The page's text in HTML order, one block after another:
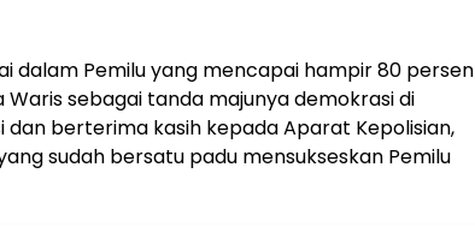
dalam Pemilu yang mencapai hampir 80 persen
sebagai tanda majunya demokrasi di
dan berterima kasih kepada Aparat Kepolisian,
sudah bersatu padu mensukseskan Pemilu